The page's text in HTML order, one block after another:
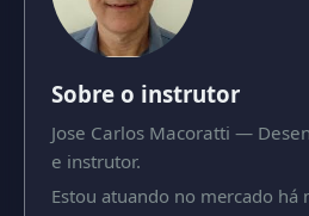
Sobre o instrutor
Jose Carlos Macoratti —
e instrutor.
Estou atuando no mercado há